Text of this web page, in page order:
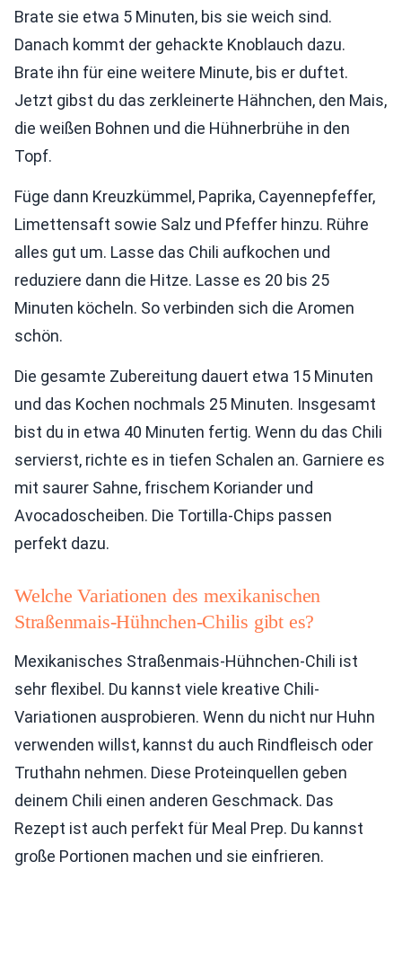
Brate sie etwa 5 Minuten, bis sie weich sind.
Danach kommt der gehackte Knoblauch dazu.
Brate ihn für eine weitere Minute, bis er duftet.
Jetzt gibst du das zerkleinerte Hähnchen, den Mais,
die weißen Bohnen und die Hühnerbrühe in den
Topf.
Füge dann Kreuzkümmel, Paprika, Cayennepfeffer,
Limettensaft sowie Salz und Pfeffer hinzu. Rühre
alles gut um. Lasse das Chili aufkochen und
reduziere dann die Hitze. Lasse es 20 bis 25
Minuten köcheln. So verbinden sich die Aromen
schön.
Die gesamte Zubereitung dauert etwa 15 Minuten
und das Kochen nochmals 25 Minuten. Insgesamt
bist du in etwa 40 Minuten fertig. Wenn du das Chili
servierst, richte es in tiefen Schalen an. Garniere es
mit saurer Sahne, frischem Koriander und
Avocadoscheiben. Die Tortilla-Chips passen
perfekt dazu.
Welche Variationen des mexikanischen
Straßenmais-Hühnchen-Chilis gibt es?
Mexikanisches Straßenmais-Hühnchen-Chili ist
sehr flexibel. Du kannst viele kreative Chili-
Variationen ausprobieren. Wenn du nicht nur Huhn
verwenden willst, kannst du auch Rindfleisch oder
Truthahn nehmen. Diese Proteinquellen geben
deinem Chili einen anderen Geschmack. Das
Rezept ist auch perfekt für Meal Prep. Du kannst
große Portionen machen und sie einfrieren.